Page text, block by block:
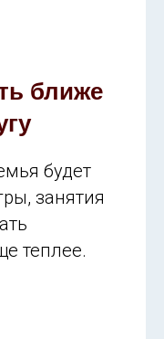
ближе
будет
занятия
теплее.